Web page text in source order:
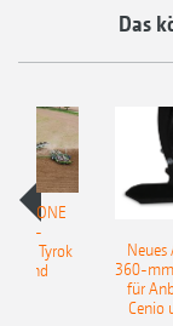
Das
Tyrok
Neues
360-
für
Cenio